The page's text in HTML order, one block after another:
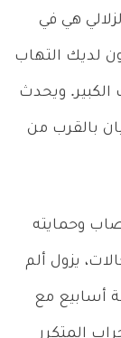
هي في
لديك التهاب
ويحدث
بالقرب من
وحمايته
يزول ألم
أسابيع مع
المتكرر